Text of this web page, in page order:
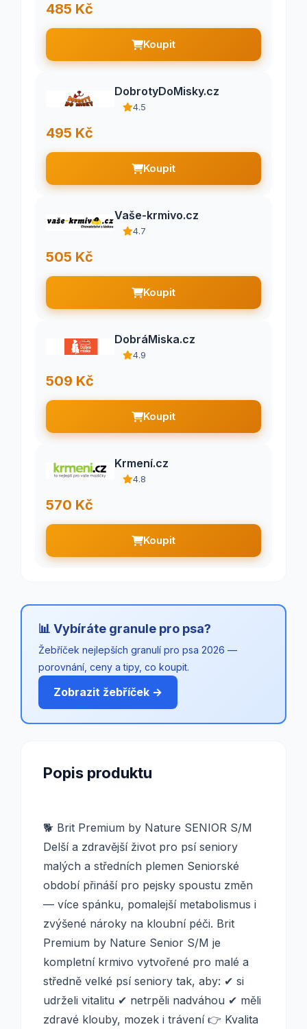
485 Kč
Koupit
DobrotyDoMisky.cz
4.5
495 Kč
Koupit
Vaše-krmivo.cz
4.7
505 Kč
Koupit
DobráMiska.cz
4.9
509 Kč
Koupit
Krmení.cz
4.8
570 Kč
Koupit
📊 Vybíráte granule pro psa?
Žebříček nejlepších granulí pro psa 2026 —
porovnání, ceny a tipy, co koupit.
Zobrazit žebříček →
Popis produktu
🐕 Brit Premium by Nature SENIOR S/M
Delší a zdravější život pro psí seniory
malých a středních plemen Seniorské
období přináší pro pejsky spoustu změn
— více spánku, pomalejší metabolismus i
zvýšené nároky na kloubní péči. Brit
Premium by Nature Senior S/M je
kompletní krmivo vytvořené pro malé a
středně velké psí seniory tak, aby: ✔ si
udrželi vitalitu ✔ netrpěli nadváhou ✔ měli
zdravé klouby, mozek i trávení 👉 Kvalita